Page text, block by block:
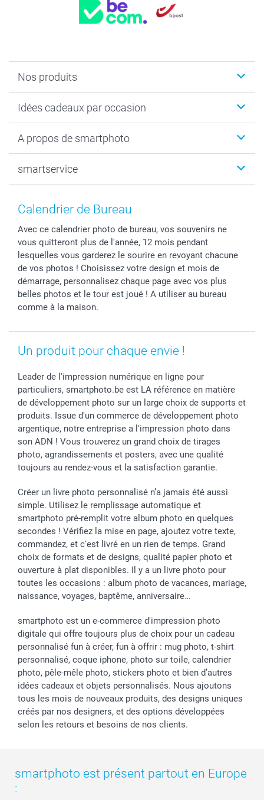
Nos produits
Cadeaux photo
Tirage photo & agrandissement
MyNameBook
Stickers & Etiquettes
Calendrier photos & Agendas photo
Dénicheur d'idées cadeau
Idées cadeaux par occasion
Anniversaire
Fin d'études
Naissance & baptême
Toussaint
Rentrée des classes
Communion
Saint-Valentin
Vacances
A propos de smartphoto
Durabilité
Conditions
Plaintes
Conditions générales
Vie privée
Gestion des cookies
Tarifs
Investisseurs
smartservice
smartgarantie
smartfriends
Modes de paiement
Modes de livraison
Grandes Quantités
Statut de ma commande
Calendrier de Bureau
Avec ce calendrier photo de bureau, vos souvenirs ne
vous quitteront plus de l'année, 12 mois pendant
lesquelles vous garderez le sourire en revoyant chacune
de vos photos ! Choisissez votre design et mois de
démarrage, personnalisez chaque page avec vos plus
belles photos et le tour est joué ! A utiliser au bureau
comme à la maison.
Un produit pour chaque envie !
Leader de l'impression numérique en ligne pour
particuliers, smartphoto.be est LA référence en matière
de développement photo sur un large choix de supports et
produits. Issue d'un commerce de développement photo
argentique, notre entreprise a l'impression photo dans
son ADN ! Vous trouverez un grand choix de tirages
photo, agrandissements et posters, avec une qualité
toujours au rendez-vous et la satisfaction garantie.
Créer un livre photo personnalisé n’a jamais été aussi
simple. Utilisez le remplissage automatique et
smartphoto pré-remplit votre album photo en quelques
secondes ! Vérifiez la mise en page, ajoutez votre texte,
commandez, et c'est livré en un rien de temps. Grand
choix de formats et de designs, qualité papier photo et
ouverture à plat disponibles. Il y a un livre photo pour
toutes les occasions : album photo de vacances, mariage,
naissance, voyages, baptême, anniversaire…
smartphoto est un e-commerce d'impression photo
digitale qui offre toujours plus de choix pour un cadeau
personnalisé fun à créer, fun à offrir : mug photo, t-shirt
personnalisé, coque iphone, photo sur toile, calendrier
photo, pêle-mêle photo, stickers photo et bien d’autres
idées cadeaux et objets personnalisés. Nous ajoutons
tous les mois de nouveaux produits, des designs uniques
créés par nos designers, et des options développées
selon les retours et besoins de nos clients.
smartphoto est présent partout en Europe
: